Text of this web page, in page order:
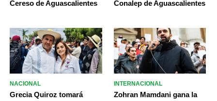
Cereso de Aguascalientes
Conalep de Aguascalientes
NACIONAL
Grecia Quiroz tomará
INTERNACIONAL
Zohran Mamdani gana la